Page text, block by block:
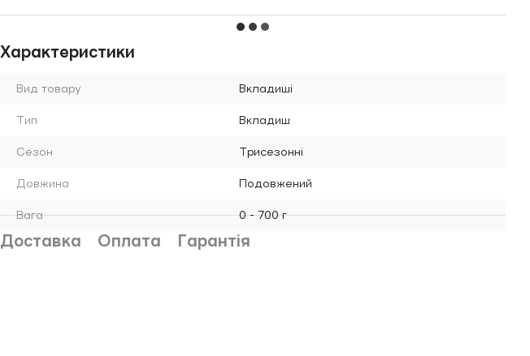
Характеристики
Вид товару Вкладиші
Тип Вкладиш
Сезон Трисезонні
Довжина Подовжений
Вага 0 - 700 г
Доставка Оплата Гарантія